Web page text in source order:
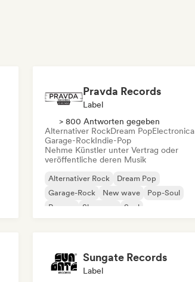
Pravda Records
Label
> 800 Antworten gegeben
Alternativer RockDream PopElectronica
Garage-RockIndie-Pop
Nehme Künstler unter Vertrag oder
veröffentliche deren Musik
Alternativer Rock
Dream Pop
Garage-Rock
New wave
Pop-Soul
Reggae
Shoegaze Soul
Sungate Records
Label